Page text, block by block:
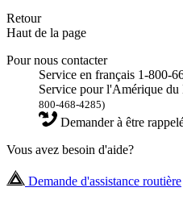
Retour
Haut de la page
Pour nous contacter
Service en français 1-800-
Service pour l'Amérique
800-468-4285)
Demander à être
Vous avez besoin d'aide?
Demande d'assistance routière